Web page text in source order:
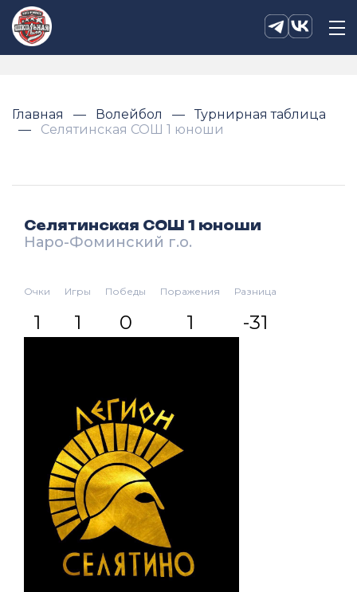
Главная Волейбол
Турнирная таблица
Селятинская СОШ 1 юноши
Селятинская СОШ 1 юноши
Наро-Фоминский г.о.
Очки
1
Игры
1
Победы
0
Поражения
1
Разница
-31